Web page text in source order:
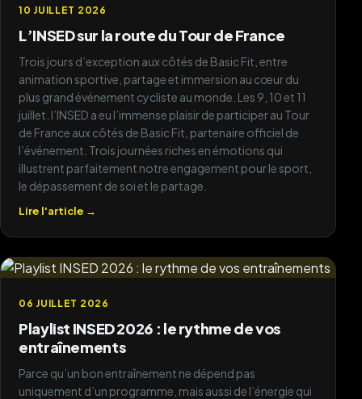
énormément de choses durant ces 3 mois ! Je
recommande !
Germain D
★★★★★
pédagogique. Le CQP IF m'a permis de me
lancer sereinement comme coach.
Thomas R
★★★★★
Des formateurs passionnés, une organisation
au top et une vraie dimension terrain. Je
recommande INSED Fitness School.
Sophie M
★★★★★
Formation exigeante mais accessible. J'ai
obtenu mon diplôme et je travaille déjà en
salle. Merci à toute l'équipe !
Karim B
★★★★★
10 JUILLET 2026
L’INSED sur la route du Tour de France
Trois jours d’exception aux côtés de Basic Fit, entre
animation sportive, partage et immersion au cœur du
plus grand événement cycliste au monde. Les 9, 10 et 11
juillet, l’INSED a eu l’immense plaisir de participer au Tour
de France aux côtés de Basic Fit, partenaire officiel de
l’événement. Trois journées riches en émotions qui
illustrent parfaitement notre engagement pour le sport,
le dépassement de soi et le partage.
Lire l'article →
06 JUILLET 2026
Playlist INSED 2026 : le rythme de vos
entraînements
Parce qu’un bon entraînement ne dépend pas
uniquement d’un programme, mais aussi de l’énergie qui